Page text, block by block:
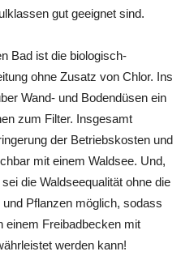
gut geeignet sind.
Bad ist die biologisch-
ohne Zusatz von Chlor. Ins
Wand- und Bodendüsen ein
zum Filter. Insgesamt
der Betriebskosten und
mit einem Waldsee. Und,
die Waldseequalität ohne die
Pflanzen möglich, sodass
einem Freibadbecken mit
werden kann!